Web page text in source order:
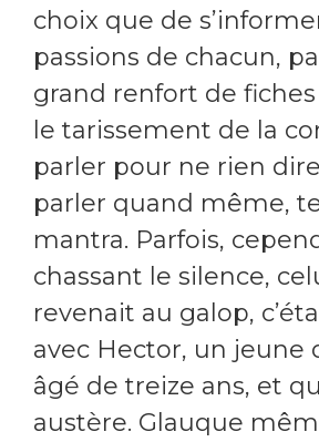
choix que de
passions de chacun,
grand renfort de
le tarissement de la
parler pour ne rien
parler quand même,
mantra. Parfois,
chassant le silence,
revenait au galop,
avec Hector, un jeune
âgé de treize ans, et
austère. Glauque